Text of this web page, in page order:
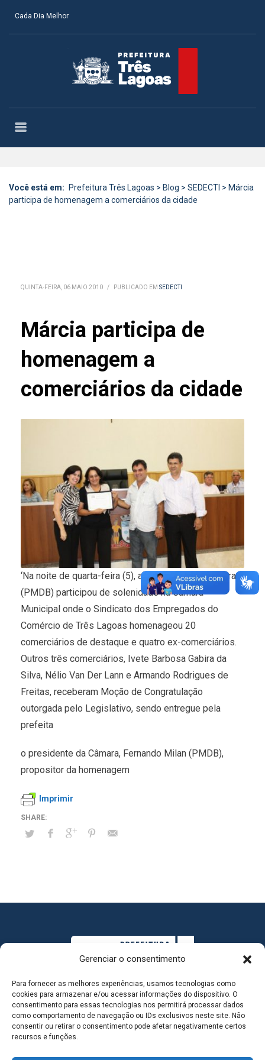
Gerenciar o consentimento
Para fornecer as melhores experiências, usamos tecnologias como
cookies para armazenar e/ou acessar informações do dispositivo. O
consentimento para essas tecnologias nos permitirá processar dados
como comportamento de navegação ou IDs exclusivos neste site. Não
consentir ou retirar o consentimento pode afetar negativamente certos
recursos e funções.
Cada Dia Melhor
Você está em: Prefeitura Três Lagoas > Blog > SEDECTI > Márcia
participa de homenagem a comerciários da cidade
QUINTA-FEIRA, 06 MAIO 2010 / PUBLICADO EM SEDECTI
Márcia participa de
homenagem a
comerciários da cidade
‘Na noite de quarta-feira (5), a prefeita Márcia Moura
(PMDB) participou de solenidade na Câmara
Municipal onde o Sindicato dos Empregados do
Comércio de Três Lagoas homenageou 20
comerciários de destaque e quatro ex-comerciários.
Outros três comerciários, Ivete Barbosa Gabira da
Silva, Nélio Van Der Lann e Armando Rodrigues de
Freitas, receberam Moção de Congratulação
outorgada pelo Legislativo, sendo entregue pela
prefeita
o presidente da Câmara, Fernando Milan (PMDB),
propositor da homenagem
Imprimir
MAPA DO SITE